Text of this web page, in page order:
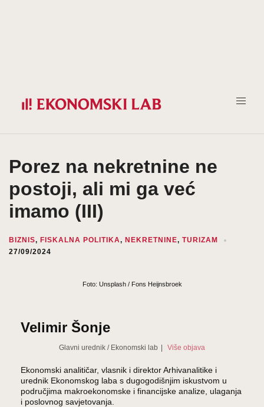
Porez na nekretnine ne
postoji, ali mi ga već
imamo (III)
BIZNIS, FISKALNA POLITIKA, NEKRETNINE, TURIZAM
27/09/2024
Foto: Unsplash / Fons Heijnsbroek
Velimir Šonje
Glavni urednik / Ekonomski lab | Više objava
Ekonomski analitičar, vlasnik i direktor Arhivanalitike i
urednik Ekonomskog laba s dugogodišnjim iskustvom u
područjima makroekonomske i financijske analize, ulaganja
i poslovnog savjetovanja.